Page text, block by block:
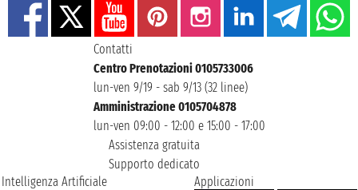
Contatti
Centro Prenotazioni 0105733006
lun-ven 9/19 - sab 9/13 (32 linee)
Amministrazione 0105704878
lun-ven 09:00 - 12:00 e 15:00 - 17:00
Assistenza gratuita
Supporto dedicato
Intelligenza Artificiale
Applicazioni